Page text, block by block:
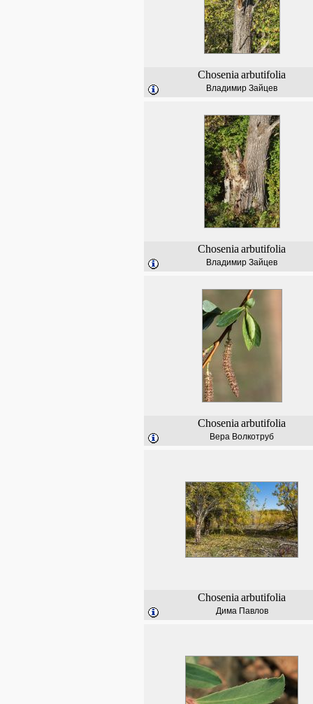
Chosenia arbutifolia
Владимир Зайцев
Chosenia arbutifolia
Владимир Зайцев
Chosenia arbutifolia
Вера Волкотруб
Chosenia arbutifolia
Дима Павлов